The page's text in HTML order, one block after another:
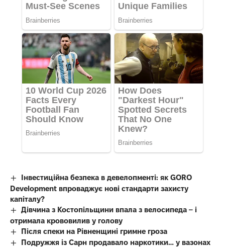
Інвестиційна безпека в девелопменті: як GORO
Development впроваджує нові стандарти захисту
капіталу?
Дівчина з Костопільщини впала з велосипеда – і
отримала крововилив у голову
Після спеки на Рівненщині гримне гроза
Подружжя із Сарн продавало наркотики… у вазонах